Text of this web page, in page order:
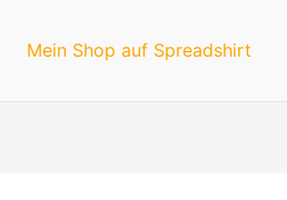
Mein Shop auf Spreadshirt